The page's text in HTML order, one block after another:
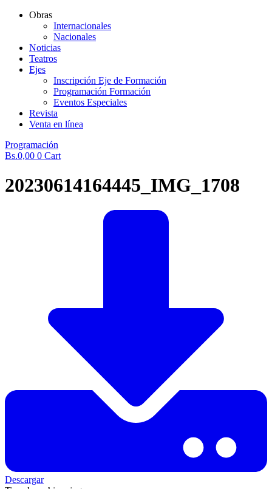
Obras
Internacionales
Nacionales
Noticias
Teatros
Ejes
Inscripción Eje de Formación
Programación Formación
Eventos Especiales
Revista
Venta en línea
Programación
Bs.0,00 0 Cart
20230614164445_IMG_1708
Descargar